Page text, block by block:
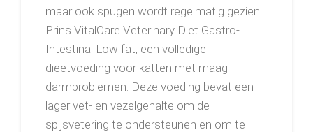
maar ook spugen wordt regelmatig gezien.
Prins VitalCare Veterinary Diet Gastro-
Intestinal Low fat, een volledige
dieetvoeding voor katten met maag-
darmproblemen. Deze voeding bevat een
lager vet- en vezelgehalte om de
spijsvetering te ondersteunen en om te